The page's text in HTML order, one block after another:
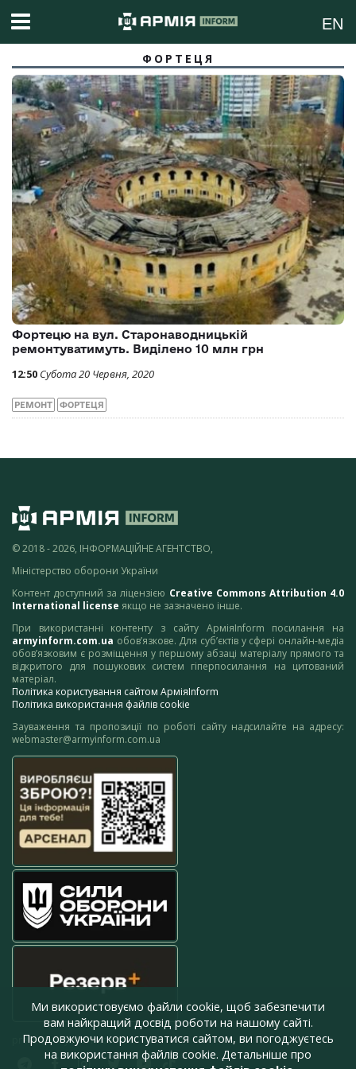
EN
ФОРТЕЦЯ
Фортецю на вул. Старонаводницькій
ремонтуватимуть. Виділено 10 млн грн
12:50 Субота 20 Червня, 2020
РЕМОНТ ФОРТЕЦЯ
© 2018 - 2026, ІНФОРМАЦІЙНЕ АГЕНТСТВО,
Міністерство оборони України
Контент доступний за ліцензією Creative Commons Attribution 4.0
International license якщо не зазначено інше.
При використанні контенту з сайту АрміяInform посилання на
armyinform.com.ua обов’язкове. Для суб’єктів у сфері онлайн-медіа
обов’язковим є розміщення у першому абзаці матеріалу прямого та
відкритого для пошукових систем гіперпосилання на цитований
матеріал.
Політика користування сайтом АрміяInform
Політика використання файлів cookie
Зауваження та пропозиції по роботі сайту надсилайте на адресу:
webmaster@armyinform.com.ua
press@armyinform.com.ua
Ми використовуємо файли cookie, щоб забезпечити
вам найкращий досвід роботи на нашому сайті.
Продовжуючи користуватися сайтом, ви погоджуєтесь
на використання файлів cookie. Детальніше про